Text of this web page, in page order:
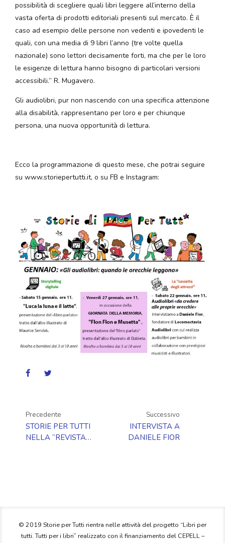
possibilità di scegliere quali libri leggere all’interno della
vasta oferta di prodotti editoriali presenti sul mercato. È il
caso ad esempio delle persone non vedenti e ipovedenti le
quali, con una media di 9 libri l’anno (tre volte quella
nazionale) sono lettori decisamente forti, ma che per le loro
le esigenze di lettura hanno bisogno di particolari versioni
accessibili.” R. Mugavero.
Gli audiolibri, pur non nascendo con una specifica attenzione
alla disabilità, rappresentano per loro e per chiunque
persona, una nuova opportunità di lettura.
Ecco la programmazione di questo mese, che potrai seguire
su www.storiepertutti.it, o su FB e Instagram:
Precedente
STORIE PER TUTTI
NELLA “REVISTA
Successivo
INTERVISTA A
DANIELE FIOR
© 2019 Storie per Tutti rientra nelle attività del progetto “Libri per
tutti. Tutti per i libri” realizzato con il finanziamento del CEPELL –